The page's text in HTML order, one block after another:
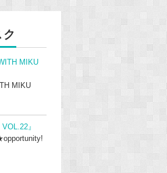
MIKU
MIKU
VOL.22』